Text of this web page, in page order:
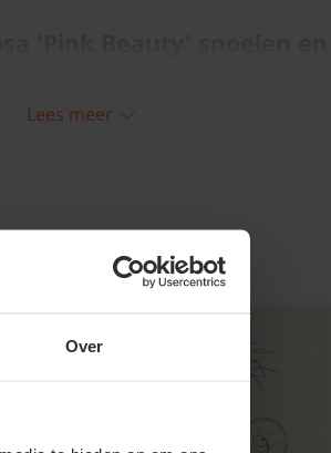
Over
na de winter helemaal terug tot op 10
takken laten staan; die krijgen dan
De tuinplant blijft dan wat groter en
al bloemknoppen.
Lees meer